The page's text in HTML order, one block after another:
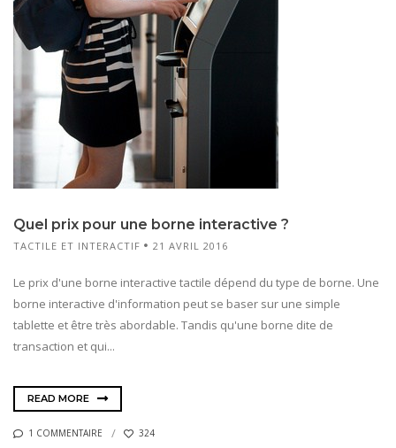
Quel prix pour une borne interactive ?
TACTILE ET INTERACTIF 21 AVRIL 2016
Le prix d'une borne interactive tactile dépend du type de borne. Une
borne interactive d'information peut se baser sur une simple
tablette et être très abordable. Tandis qu'une borne dite de
transaction et qui...
READ MORE
1 COMMENTAIRE 324